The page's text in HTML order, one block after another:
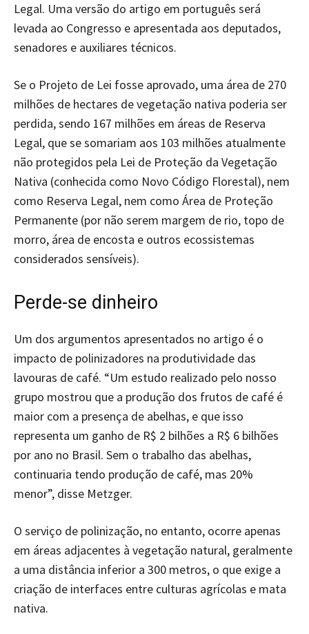
Legal. Uma versão do artigo em português será
levada ao Congresso e apresentada aos deputados,
senadores e auxiliares técnicos.
Se o Projeto de Lei fosse aprovado, uma área de 270
milhões de hectares de vegetação nativa poderia ser
perdida, sendo 167 milhões em áreas de Reserva
Legal, que se somariam aos 103 milhões atualmente
não protegidos pela Lei de Proteção da Vegetação
Nativa (conhecida como Novo Código Florestal), nem
como Reserva Legal, nem como Área de Proteção
Permanente (por não serem margem de rio, topo de
morro, área de encosta e outros ecossistemas
considerados sensíveis).
Perde-se dinheiro
Um dos argumentos apresentados no artigo é o
impacto de polinizadores na produtividade das
lavouras de café. “Um estudo realizado pelo nosso
grupo mostrou que a produção dos frutos de café é
maior com a presença de abelhas, e que isso
representa um ganho de R$ 2 bilhões a R$ 6 bilhões
por ano no Brasil. Sem o trabalho das abelhas,
continuaria tendo produção de café, mas 20%
menor”, disse Metzger.
O serviço de polinização, no entanto, ocorre apenas
em áreas adjacentes à vegetação natural, geralmente
a uma distância inferior a 300 metros, o que exige a
criação de interfaces entre culturas agrícolas e mata
nativa.